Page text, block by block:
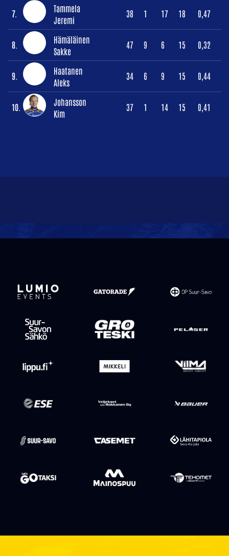
7.
Tammela
Jeremi
38 1 17 18 0,47
8.
Hämäläinen
Sakke
47 9 6 15 0,32
9.
Haatanen
Aleks
34 6 9 15 0,44
10.
Johansson
Kim
37 1 14 15 0,41